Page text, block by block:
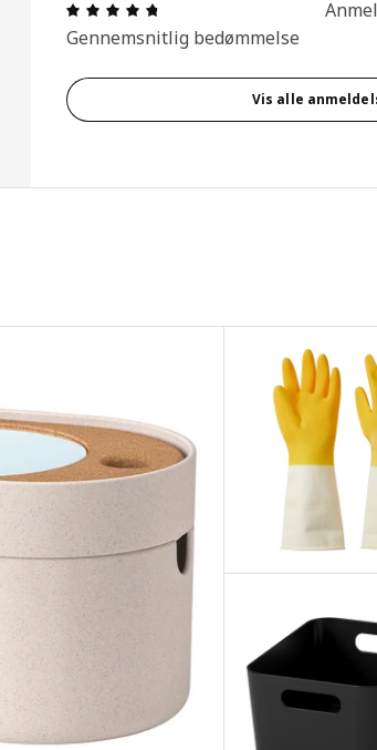
Anmeldelse: 4.7 Ud af 5
Gennemsnitlig bedømmelse
Vis alle